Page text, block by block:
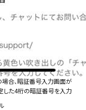
場合、暗証番号入力画面が
した4桁の暗証番号を入力